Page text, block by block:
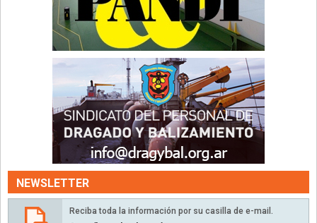
NEWSLETTER
Reciba toda la información por su casilla de e-mail.